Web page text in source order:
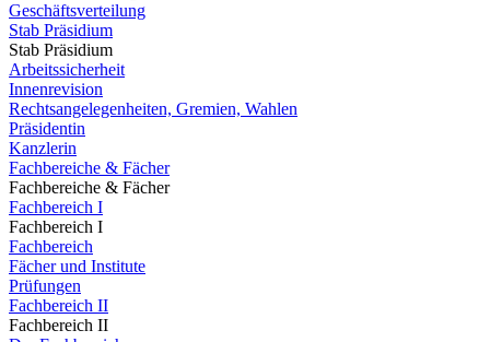
Geschäftsverteilung
Stab Präsidium
Stab Präsidium
Arbeitssicherheit
Innenrevision
Rechtsangelegenheiten, Gremien, Wahlen
Präsidentin
Kanzlerin
Fachbereiche & Fächer
Fachbereiche & Fächer
Fachbereich I
Fachbereich I
Fachbereich
Fächer und Institute
Prüfungen
Fachbereich II
Fachbereich II